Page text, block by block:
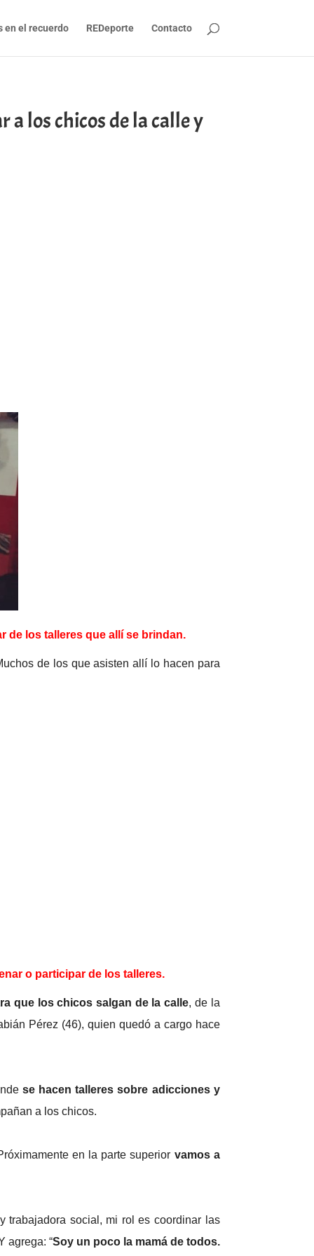
en el recuerdo REDeporte Contacto
a los chicos de la calle y
de los talleres que allí se brindan.
de los que asisten allí lo hacen para
o participar de los talleres.
que los chicos salgan de la calle, de la
Pérez (46), quien quedó a cargo hace
se hacen talleres sobre adicciones y
a los chicos.
en la parte superior vamos a
trabajadora social, mi rol es coordinar las
agrega: “Soy un poco la mamá de todos.